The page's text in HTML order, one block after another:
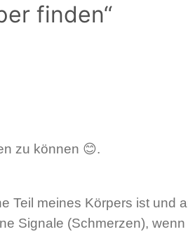
finden“
zu können 😊.
meines Körpers ist und
Signale (Schmerzen), wenn